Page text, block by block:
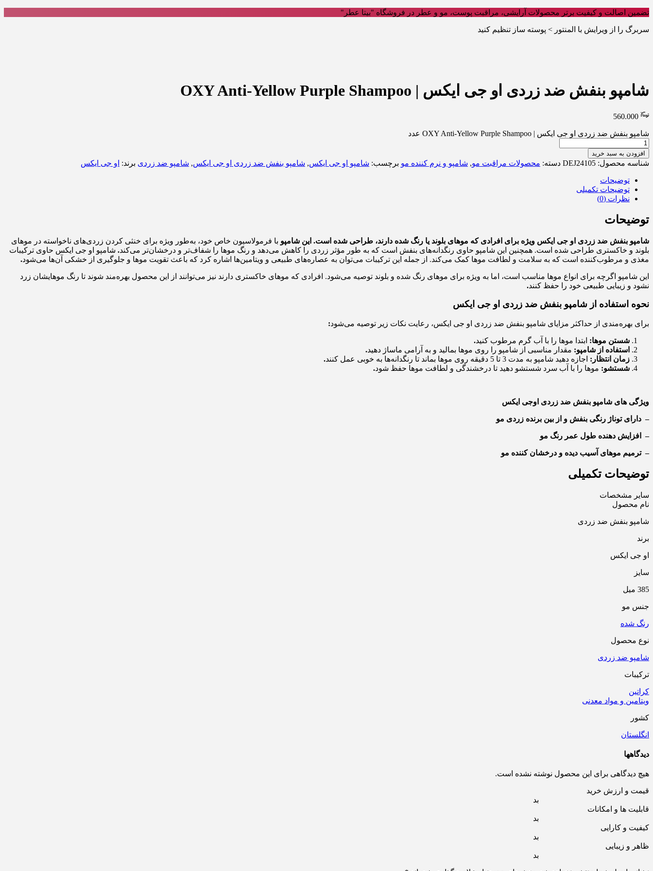
تضمین اصالت و کیفیت برتر محصولات آرایشی، مراقبت پوست، مو و عطر در فروشگاه "بیتا عطر"
سربرگ را از ویرایش با المنتور > پوسته ساز تنظیم کنید
شامپو بنفش ضد زردی او جی ایکس | OXY Anti-Yellow Purple Shampoo
560.000
شامپو بنفش ضد زردی او جی ایکس | OXY Anti-Yellow Purple Shampoo عدد
افزودن به سبد خرید
شناسه محصول: DEJ24105 دسته: محصولات مراقبت مو, شامپو و نرم کننده مو برچسب: شامپو او جی ایکس, شامپو بنفش ضد زردی او جی ایکس, شامپو ضد زردی برند: او جی ایکس
توضیحات
توضیحات تکمیلی
نظرات (0)
توضیحات
شامپو بنفش ضد زردی او جی ایکس ویژه برای افرادی که موهای بلوند یا رنگ شده دارند، طراحی شده است. این شامپو با فرمولاسیون خاص خود، به‌طور ویژه برای خنثی کردن زردی‌های ناخواسته در موهای
بلوند و خاکستری طراحی شده است. همچنین این شامپو حاوی رنگدانه‌های بنفش است که به طور مؤثر زردی را کاهش می‌دهد و رنگ موها را شفاف‌تر و درخشان‌تر می‌کند. شامپو او جی ایکس حاوی ترکیبات
مغذی و مرطوب‌کننده است که به سلامت و لطافت موها کمک می‌کند. از جمله این ترکیبات می‌توان به عصاره‌های طبیعی و ویتامین‌ها اشاره کرد که باعث تقویت موها و جلوگیری از خشکی آن‌ها می‌شود.
این شامپو اگرچه برای انواع موها مناسب است، اما به ویژه برای موهای رنگ شده و بلوند توصیه می‌شود. افرادی که موهای خاکستری دارند نیز می‌توانند از این محصول بهره‌مند شوند تا رنگ موهایشان زرد
نشود و زیبایی طبیعی خود را حفظ کنند.
نحوه استفاده از شامپو بنفش ضد زردی او جی ایکس
برای بهره‌مندی از حداکثر مزایای شامپو بنفش ضد زردی او جی ایکس، رعایت نکات زیر توصیه می‌شود:
شستن موها: ابتدا موها را با آب گرم مرطوب کنید.
استفاده از شامپو: مقدار مناسبی از شامپو را روی موها بمالید و به آرامی ماساژ دهید.
زمان انتظار : اجازه دهید شامپو به مدت 3 تا 5 دقیقه روی موها بماند تا رنگدانه‌ها به خوبی عمل کنند
.
شستشو: موها را با آب سرد شستشو دهید تا درخشندگی و لطافت موها حفظ شود.
ویژگی های شامپو بنفش ضد زردی اوجی ایکس
– دارای توناژ رنگی بنفش و از بین برنده زردی مو
– افزایش دهنده طول عمر رنگ مو
– ترمیم موهای آسیب دیده و درخشان کننده مو
توضیحات تکمیلی
سایر مشخصات
نام محصول
شامپو بنفش ضد زردی
برند
او جی ایکس
سایز
385 میل
جنس مو
رنگ شده
نوع محصول
شامپو ضد زردی
ترکیبات
کراتین
ویتامین و مواد معدنی
کشور
انگلستان
دیدگاهها
هیچ دیدگاهی برای این محصول نوشته نشده است.
قیمت و ارزش خرید
بد
قابلیت ها و امکانات
بد
کیفیت و کارایی
بد
ظاهر و زیبایی
بد